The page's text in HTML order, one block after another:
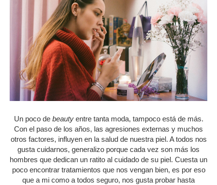
Un poco de beauty entre tanta moda, tampoco está de más.
Con el paso de los años, las agresiones externas y muchos
otros factores, influyen en la salud de nuestra piel. A todos nos
gusta cuidarnos, generalizo porque cada vez son más los
hombres que dedican un ratito al cuidado de su piel. Cuesta un
poco encontrar tratamientos que nos vengan bien, es por eso
que a mi como a todos seguro, nos gusta probar hasta